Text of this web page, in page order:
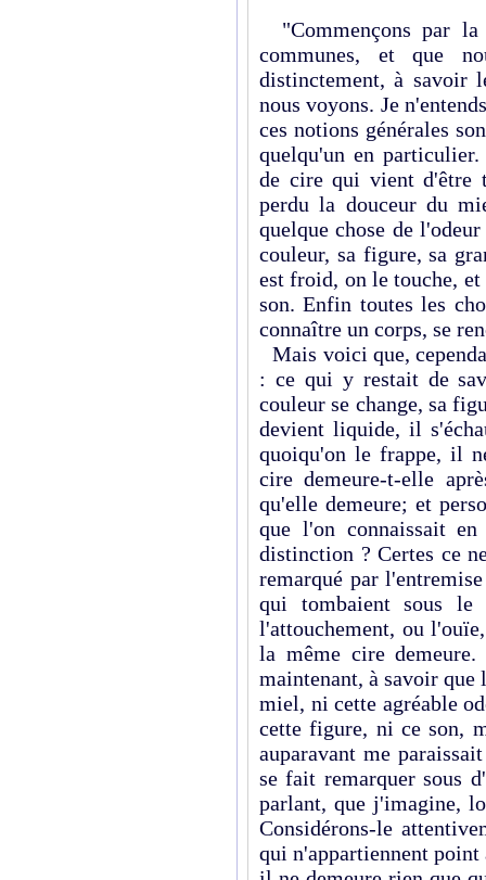
"Commençons par la
communes, et que
distinctement, à savoir
nous voyons. Je
ces notions générales
quelqu'un en
de cire qui vient d'être
perdu la douceur du
quelque chose de
couleur, sa figure, sa
est froid, on le touche,
son. Enfin toutes les
connaître un corps, se
Mais voici que,
: ce qui y restait de
couleur se change, sa
devient liquide, il
quoiqu'on le frappe, il
cire demeure-t-elle
qu'elle demeure; et
que l'on connaissait
distinction ? Certes ce
remarqué par
qui tombaient sous
l'attouchement, ou
la même cire
maintenant, à savoir que
miel, ni cette agréable
cette figure, ni ce son,
auparavant me
se fait remarquer sous
parlant, que j'imagine,
Considérons-le
qui n'appartiennent point